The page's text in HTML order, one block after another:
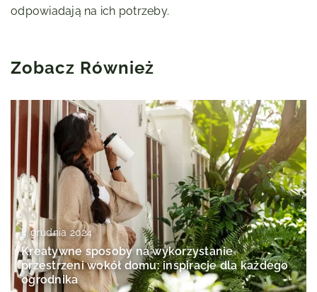
odpowiadają na ich potrzeby.
Zobacz Również
4 grudnia 2024
Kreatywne sposoby na wykorzystanie
przestrzeni wokół domu: inspiracje dla każdego
ogrodnika